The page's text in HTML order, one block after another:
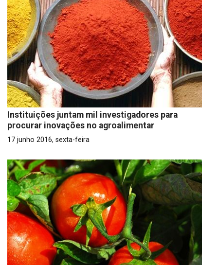
Instituições juntam mil investigadores para
procurar inovações no agroalimentar
17 junho 2016, sexta-feira